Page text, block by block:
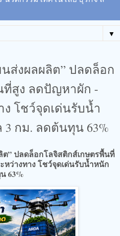
▼
ส่งผลผลิต” ปลดล็อก
ที่สูง​ ลดปัญหาผัก -
โชว์จุดเด่นรับน้ำ
3 กม. ลดต้นทุน 63%
” ปลดล็อกโลจิสติกส์เกษตรพื้นที่
ว่างทาง โชว์จุดเด่นรับน้ำหนัก
63%